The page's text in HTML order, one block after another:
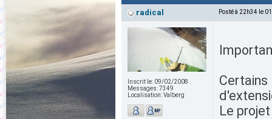
radical Posté à 22h34 le
Inscrit le: 09/02/2008
Messages:7349
Localisation:Valberg
Certains
Le